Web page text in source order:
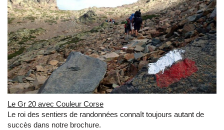
Le Gr 20 avec Couleur Corse
Le roi des sentiers de randonnées connaît toujours autant de
succès dans notre brochure.